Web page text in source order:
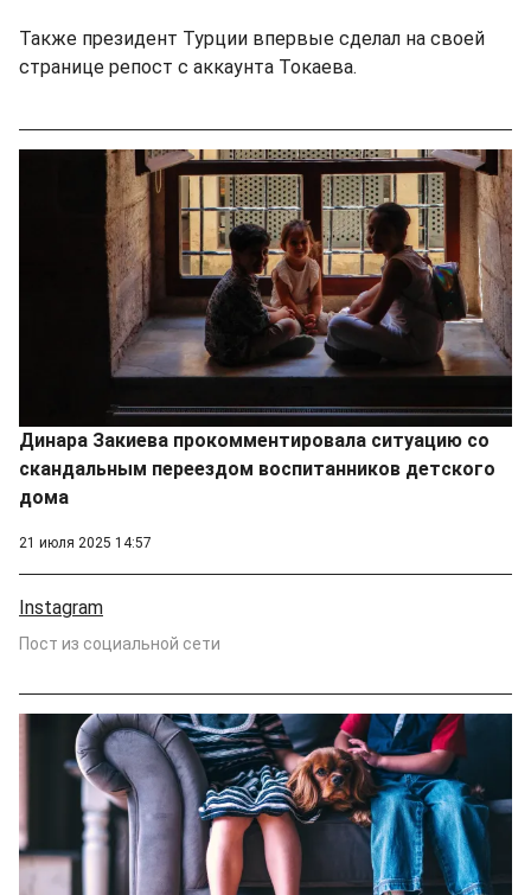
Также президент Турции впервые сделал на своей
странице репост с аккаунта Токаева.
Динара Закиева прокомментировала ситуацию со
скандальным переездом воспитанников детского
дома
21 июля 2025 14:57
Instagram
Пост из социальной сети